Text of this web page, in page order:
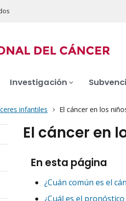
Investigación
infantiles El cáncer en los
El cáncer en
En esta página
¿Cuán común es el
¿Cuál es el